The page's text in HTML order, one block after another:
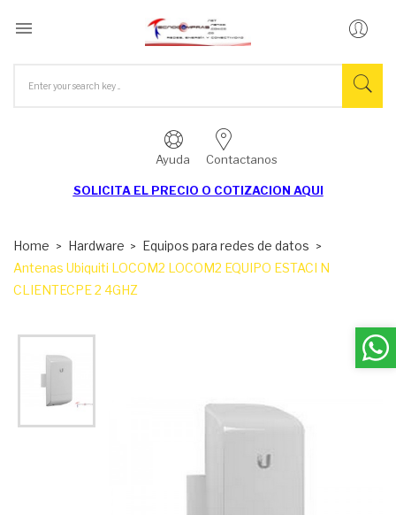

Ayuda Contactanos
SOLICITA EL PRECIO O COTIZACION AQUI
Home Hardware
Equipos para redes de datos
Antenas Ubiquiti LOCOM2 LOCOM2 EQUIPO ESTACI N
CLIENTECPE 2 4GHZ